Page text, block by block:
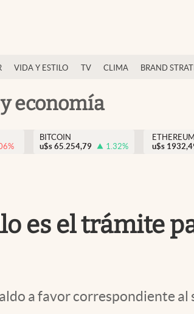
VIDA Y ESTILO TV CLIMA BRAND
economía
%
BITCOIN
u$s 65.254,79 1.32%
ETHEREUM
u$s
es el trámite
a favor correspondiente